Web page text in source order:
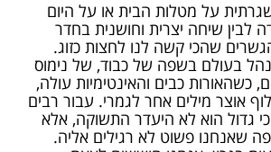
על מטלות הבית או על היום
לבין שיחה יצרית וחושנית בחדר
שהכי קשה לנו לחצות כזוג.
בעולם בשפה של כבוד, של נימוס
כשהאורות כבים והאינטימיות עולה,
אוצר מילים אחר לגמרי. עבור רבים
גדול הוא לא היעדר התשוקה, אלא
שאנחנו פשוט לא רגילים אליה.